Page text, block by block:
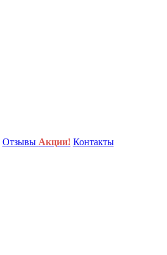
Отзывы Акции! Контакты